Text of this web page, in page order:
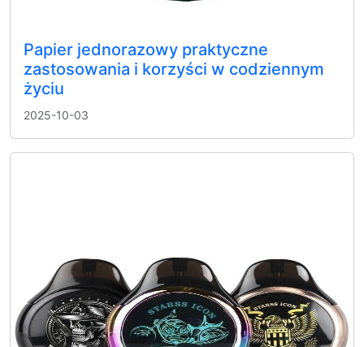
Papier jednorazowy praktyczne
zastosowania i korzyści w codziennym
życiu
2025-10-03